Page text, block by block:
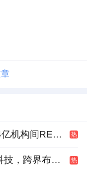
家居卖场首单！居然之家24亿机构间REITs获深交所无异议函 热
名家汇拟2.6亿元参股至誉科技，跨界布局工业级固态存储 热